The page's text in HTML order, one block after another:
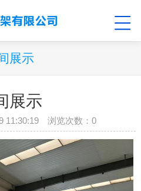
展示
展示
11:30:19 浏览次数：0